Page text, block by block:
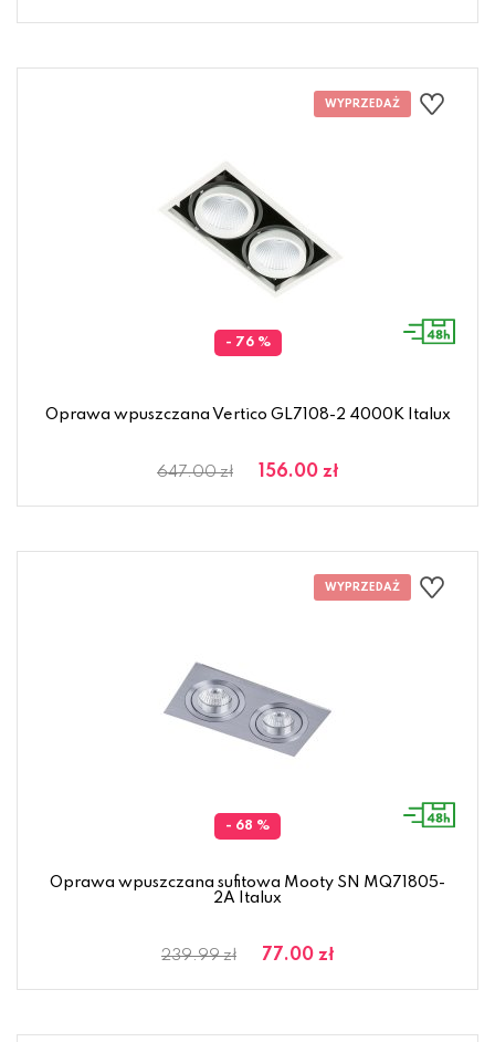
- 76 %
Oprawa wpuszczana Vertico GL7108-2 4000K Italux
647.00 zł 156.00 zł
- 68 %
Oprawa wpuszczana sufitowa Mooty SN MQ71805-
2A Italux
239.99 zł 77.00 zł